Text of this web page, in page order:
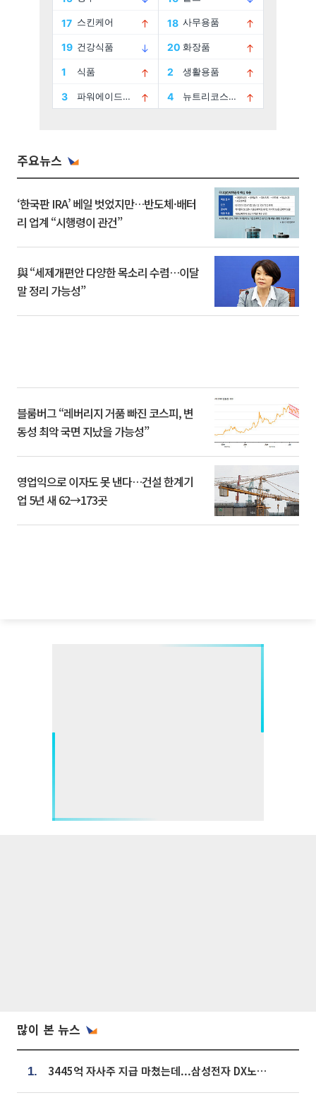
주요뉴스
‘한국판 IRA’ 베일 벗었지만…반도체·배터
리 업계 “시행령이 관건”
與 “세제개편안 다양한 목소리 수렴…이달
말 정리 가능성”
블룸버그 “레버리지 거품 빠진 코스피, 변
동성 최악 국면 지났을 가능성”
영업익으로 이자도 못 낸다…건설 한계기
업 5년 새 62→173곳
많이 본 뉴스
1. 3445억 자사주 지급 마쳤는데...삼성전자 DX노조, 뒤늦은 '떼쓰기 집회'